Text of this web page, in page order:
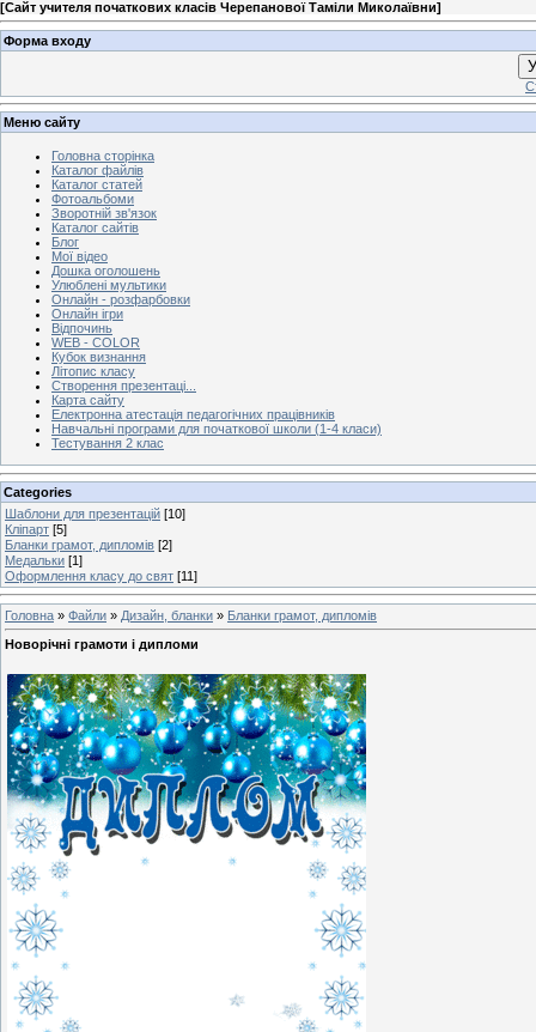
[Сайт учителя початкових класів Черепанової Таміли Миколаївни]
Форма входу
Меню сайту
Головна сторінка
Каталог файлів
Каталог статей
Фотоальбоми
Зворотній зв'язок
Каталог сайтів
Блог
Мої відео
Дошка оголошень
Улюблені мультики
Онлайн - розфарбовки
Онлайн ігри
Відпочинь
WEB - COLOR
Кубок визнання
Літопис класу
Створення презентаці...
Карта сайту
Електронна атестація педагогічних працівників
Навчальні програми для початкової школи (1-4 класи)
Тестування 2 клас
Categories
Шаблони для презентацій [10]
Кліпарт [5]
Бланки грамот, дипломів [2]
Медальки [1]
Оформлення класу до свят [11]
Головна » Файли » Дизайн, бланки » Бланки грамот, дипломів
Новорічні грамоти і дипломи